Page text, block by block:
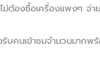
ไม่ต้องซื้อเครื่องแพงๆ จ่า
บคนเข้าชมจำนวนมากพ